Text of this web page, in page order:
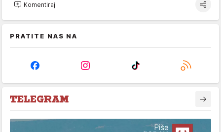
Komentiraj
PRATITE NAS NA